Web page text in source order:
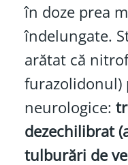
în doze prea
îndelungate.
arătat că
furazolidonul)
neurologice:
dezechilibrat
tulburări de